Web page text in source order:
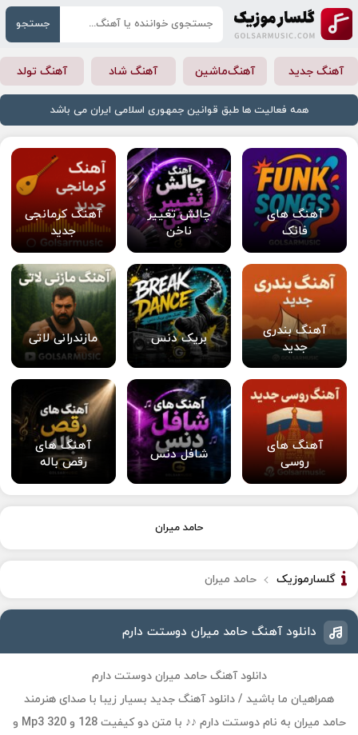
جستجو
آهنگ جدید آهنگ‌ماشین آهنگ شاد آهنگ تولد
همه فعالیت ها طبق قوانین جمهوری اسلامی ایران می باشد
آهنگ های
فانک
چالش تغییر
ناخن
آهنگ کرمانجی
جدید
آهنگ بندری
جدید
بریک دنس مازندرانی لاتی
آهنگ های
روسی
شافل دنس
آهنگ های
رقص باله
حامد میران
گلسارموزیک حامد میران
دانلود آهنگ حامد میران دوستت دارم
دانلود آهنگ حامد میران دوستت دارم
همراهیان ما باشید / دانلود آهنگ جدید بسیار زیبا با صدای هنرمند
حامد میران به نام دوستت دارم ♪♪ با متن دو کیفیت 128 و 320 Mp3 و